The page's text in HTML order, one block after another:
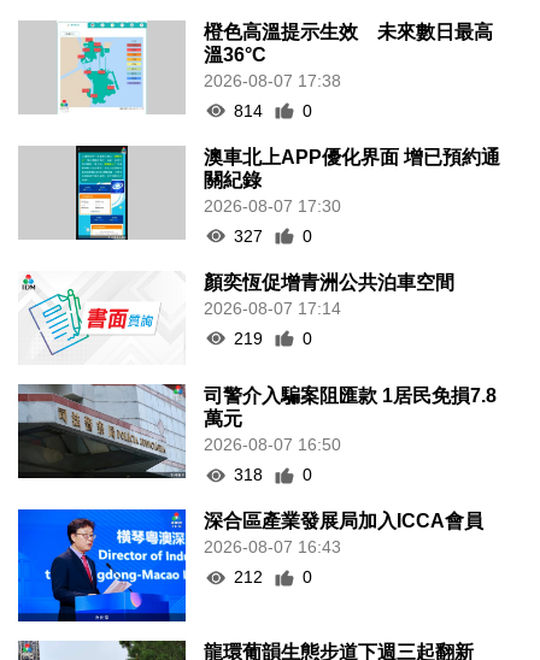
橙色高溫提示生效 未來數日最高
溫36°C
2026-08-07 17:38
814
0
澳車北上APP優化界面 增已預約通
關紀錄
2026-08-07 17:30
327
0
顏奕恆促增青洲公共泊車空間
2026-08-07 17:14
219
0
司警介入騙案阻匯款 1居民免損7.8
萬元
2026-08-07 16:50
318
0
深合區產業發展局加入ICCA會員
2026-08-07 16:43
212
0
龍環葡韻生態步道下週三起翻新